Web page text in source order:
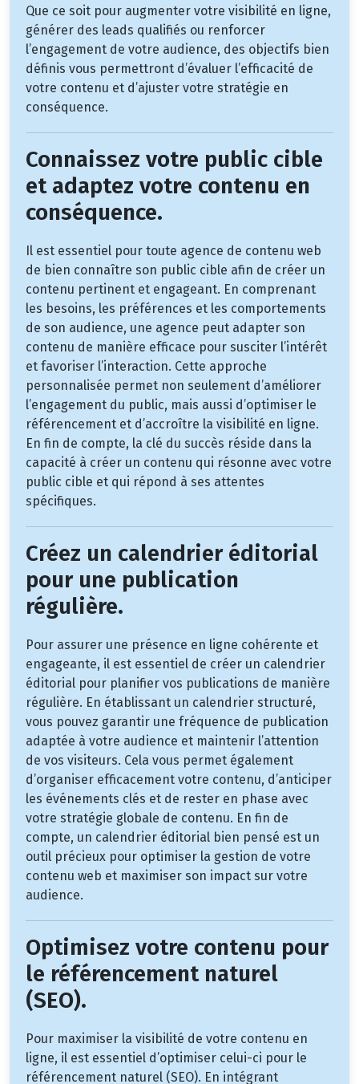
Que ce soit pour augmenter votre visibilité en ligne,
générer des leads qualifiés ou renforcer
l’engagement de votre audience, des objectifs bien
définis vous permettront d’évaluer l’efficacité de
votre contenu et d’ajuster votre stratégie en
conséquence.
Connaissez votre public cible
et adaptez votre contenu en
conséquence.
Il est essentiel pour toute agence de contenu web
de bien connaître son public cible afin de créer un
contenu pertinent et engageant. En comprenant
les besoins, les préférences et les comportements
de son audience, une agence peut adapter son
contenu de manière efficace pour susciter l’intérêt
et favoriser l’interaction. Cette approche
personnalisée permet non seulement d’améliorer
l’engagement du public, mais aussi d’optimiser le
référencement et d’accroître la visibilité en ligne.
En fin de compte, la clé du succès réside dans la
capacité à créer un contenu qui résonne avec votre
public cible et qui répond à ses attentes
spécifiques.
Créez un calendrier éditorial
pour une publication
régulière.
Pour assurer une présence en ligne cohérente et
engageante, il est essentiel de créer un calendrier
éditorial pour planifier vos publications de manière
régulière. En établissant un calendrier structuré,
vous pouvez garantir une fréquence de publication
adaptée à votre audience et maintenir l’attention
de vos visiteurs. Cela vous permet également
d’organiser efficacement votre contenu, d’anticiper
les événements clés et de rester en phase avec
votre stratégie globale de contenu. En fin de
compte, un calendrier éditorial bien pensé est un
outil précieux pour optimiser la gestion de votre
contenu web et maximiser son impact sur votre
audience.
Optimisez votre contenu pour
le référencement naturel
(SEO).
Pour maximiser la visibilité de votre contenu en
ligne, il est essentiel d’optimiser celui-ci pour le
référencement naturel (SEO). En intégrant